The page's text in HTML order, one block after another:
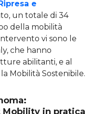
e
un totale di 34
della mobilità
vi sono le
che hanno
abilitanti, e al
Mobilità Sostenibile.
Mobility in pratica